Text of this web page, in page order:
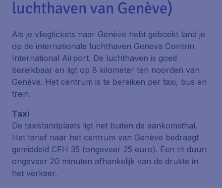
luchthaven van Genève)
Als je vliegtickets naar Genève hebt geboekt land je
op de internationale luchthaven Geneva Cointrin
International Airport. De luchthaven is goed
bereikbaar en ligt op 8 kilometer ten noorden van
Genève. Het centrum is te bereiken per taxi, bus en
trein.
Taxi
De taxistandplaats ligt net buiten de aankomsthal.
Het tarief naar het centrum van Genève bedraagt
gemiddeld CFH 35 (ongeveer 25 euro). Een rit duurt
ongeveer 20 minuten afhankelijk van de drukte in
het verkeer.